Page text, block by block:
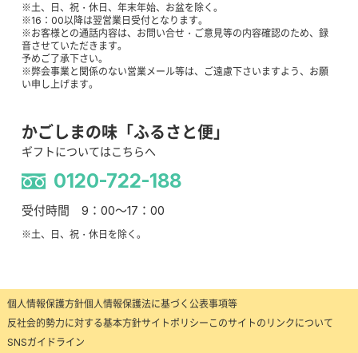
※土、日、祝・休日、年末年始、お盆を除く。
※16：00以降は翌営業日受付となります。
※お客様との通話内容は、お問い合せ・ご意見等の内容確認のため、録
音させていただきます。
予めご了承下さい。
※弊会事業と関係のない営業メール等は、ご遠慮下さいますよう、お願
い申し上げます。
かごしまの味「ふるさと便」
ギフトについてはこちらへ
0120-722-188
受付時間 9：00～17：00
※土、日、祝・休日を除く。
個人情報保護方針個人情報保護法に基づく公表事項等
反社会的勢力に対する基本方針サイトポリシー このサイトのリンクについて
SNSガイドライン